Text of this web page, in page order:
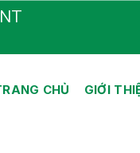
CHỦ GIỚI